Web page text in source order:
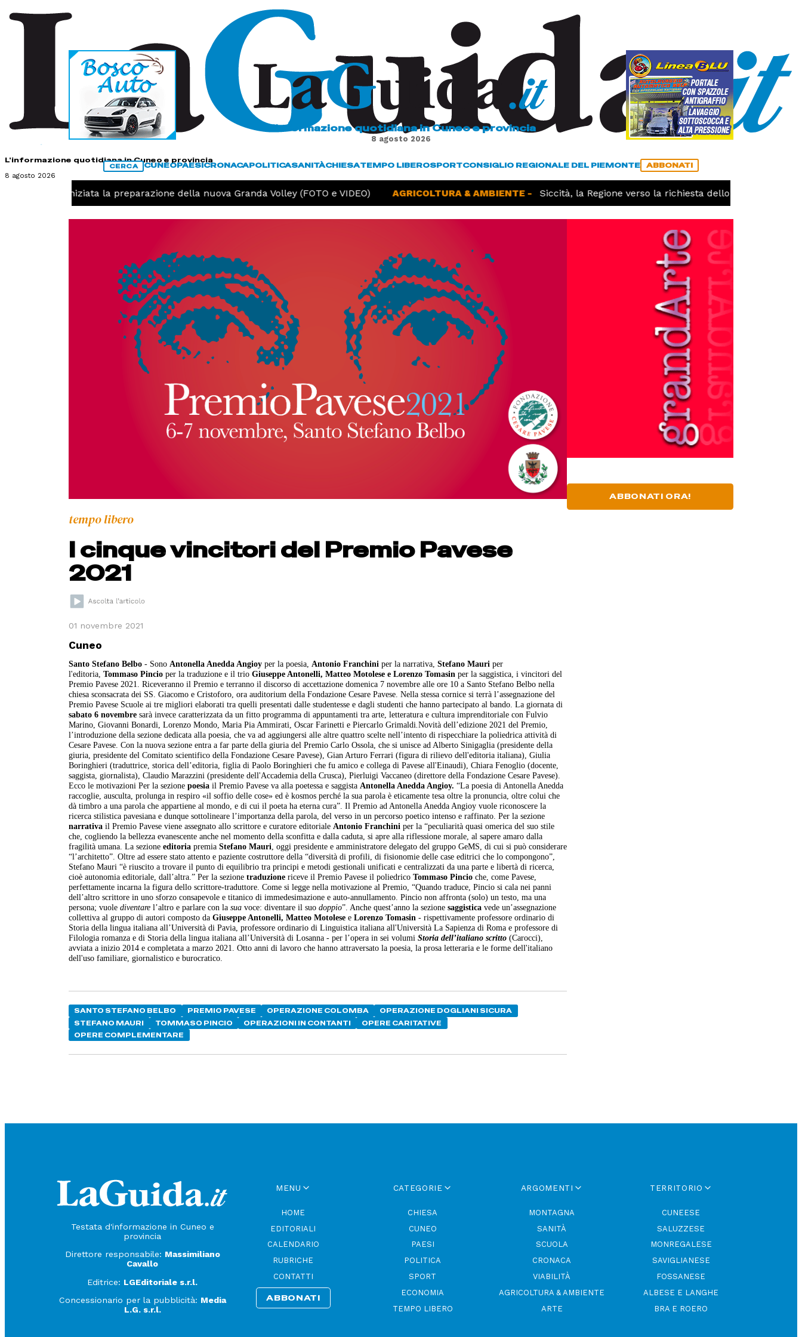
L'informazione quotidiana in Cuneo e provincia
8 agosto 2026
L'informazione quotidiana in Cuneo e provincia
8 agosto 2026
CERCA CUNEOPAESICRONACAPOLITICASANITÀCHIESATEMPO LIBEROSPORTCONSIGLIO REGIONALE DEL PIEMONTE ABBONATI
Pallavolo, iniziata la preparazione della nuova Granda Volley (FOTO e VIDEO) AGRICOLTURA & AMBIENTE - Siccità, la Regione verso la richiesta dello stato di
tempo libero
I cinque vincitori del Premio Pavese
2021
01 novembre 2021
Cuneo
Santo Stefano Belbo - SonoAntonella Anedda Angioyper la poesia,Antonio Franchiniper la narrativa,Stefano Mauriper
l'editoria,Tommaso Pincioper la traduzione e il trioGiuseppe Antonelli, Matteo Motolese e Lorenzo Tomasinper la saggistica, i vincitori del
Premio Pavese 2021. Riceveranno il Premio e terranno il discorso di accettazione domenica 7 novembre alle ore 10 a Santo Stefano Belbo nella
chiesa sconsacrata dei SS. Giacomo e Cristoforo, ora auditorium della Fondazione Cesare Pavese. Nella stessa cornice si terrà l’assegnazione del
Premio Pavese Scuole ai tre migliori elaborati tra quelli presentati dalle studentesse e dagli studenti che hanno partecipato al bando. La giornata di
sabato 6 novembre sarà invece caratterizzata da un fitto programma di appuntamenti tra arte, letteratura e cultura imprenditoriale con Fulvio
Marino, Giovanni Bonardi, Lorenzo Mondo, Maria Pia Ammirati, Oscar Farinetti e Piercarlo Grimaldi.Novità dell’edizione 2021 del Premio,
l’introduzione della sezione dedicata alla poesia, che va ad aggiungersi alle altre quattro scelte nell’intento di rispecchiare la poliedrica attività di
Cesare Pavese. Con la nuova sezione entra a far parte della giuria del Premio Carlo Ossola, che si unisce ad Alberto Sinigaglia (presidente della
giuria, presidente del Comitato scientifico della Fondazione Cesare Pavese), Gian Arturo Ferrari (figura di rilievo dell'editoria italiana), Giulia
Boringhieri (traduttrice, storica dell’editoria, figlia di Paolo Boringhieri che fu amico e collega di Pavese all'Einaudi), Chiara Fenoglio (docente,
saggista, giornalista), Claudio Marazzini (presidente dell'Accademia della Crusca), Pierluigi Vaccaneo (direttore della Fondazione Cesare Pavese).
Ecco le motivazioni Per la sezionepoesia il Premio Pavese va alla poetessa e saggistaAntonella Anedda Angioy.“La poesia di Antonella Anedda
raccoglie, ausculta, prolunga in respiro «il soffio delle cose» ed è kosmos perché la sua parola è eticamente tesa oltre la pronuncia, oltre colui che
dà timbro a una parola che appartiene al mondo, e di cui il poeta ha eterna cura”. Il Premio ad Antonella Anedda Angioy vuole riconoscere la
ricerca stilistica pavesiana e dunque sottolineare l’importanza della parola, del verso in un percorso poetico intenso e raffinato. Per la sezione
narrativa il Premio Pavese viene assegnato allo scrittore e curatore editorialeAntonio Franchini per la “peculiarità quasi omerica del suo stile
che, cogliendo la bellezza evanescente anche nel momento della sconfitta e dalla caduta, si apre alla riflessione morale, al sapere amaro dalla
fragilità umana. La sezioneeditoria premiaStefano Mauri, oggi presidente e amministratore delegato del gruppo GeMS, di cui si può considerare
“l’architetto”. Oltre ad essere stato attento e paziente costruttore della “diversità di profili, di fisionomie delle case editrici che lo compongono”,
Stefano Mauri “è riuscito a trovare il punto di equilibrio tra principi e metodi gestionali unificati e centralizzati da una parte e libertà di ricerca,
cioè autonomia editoriale, dall’altra.” Per la sezionetraduzione riceve il Premio Pavese il poliedricoTommaso Pincioche, come Pavese,
perfettamente incarna la figura dello scrittore-traduttore. Come si legge nella motivazione al Premio, “Quando traduce, Pincio si cala nei panni
dell’altro scrittore in uno sforzo consapevole e titanico di immedesimazione e auto-annullamento. Pincio non affronta (solo) un testo, ma una
persona; vuolediventare l’altro e parlare con lasua voce: diventare il suodoppio”. Anche quest’anno la sezionesaggistica vede un’assegnazione
collettiva al gruppo di autori composto daGiuseppe Antonelli, Matteo Motolesee Lorenzo Tomasin - rispettivamente professore ordinario di
Storia della lingua italiana all’Università di Pavia, professore ordinario di Linguistica italiana all'Università La Sapienza di Roma e professore di
Filologia romanza e di Storia della lingua italiana all’Università di Losanna - per l’opera in sei volumiStoria dell’italiano scritto (Carocci),
avviata a inizio 2014 e completata a marzo 2021. Otto anni di lavoro che hanno attraversato la poesia, la prosa letteraria e le forme dell'italiano
dell'uso familiare, giornalistico e burocratico.
SANTO STEFANO BELBO PREMIO PAVESE OPERAZIONE COLOMBA
OPERAZIONE DOGLIANI SICURA
STEFANO MAURI
TOMMASO PINCIO OPERAZIONI IN CONTANTI
OPERE CARITATIVE
OPERE COMPLEMENTARE
ABBONATI ORA!
Testata d'informazione in Cuneo e
provincia
Direttore responsabile: Massimiliano
Cavallo
Editrice: LGEditoriale s.r.l.
Concessionario per la pubblicità: Media
L.G. s.r.l.
MENU
HOME
EDITORIALI
CALENDARIO
RUBRICHE
CONTATTI
ABBONATI
CATEGORIE
CHIESA
CUNEO
PAESI
POLITICA
SPORT
ECONOMIA
TEMPO LIBERO
ARGOMENTI
MONTAGNA
SANITÀ
SCUOLA
CRONACA
VIABILITÀ
AGRICOLTURA & AMBIENTE
ARTE
TERRITORIO
CUNEESE
SALUZZESE
MONREGALESE
SAVIGLIANESE
FOSSANESE
ALBESE E LANGHE
BRA E ROERO